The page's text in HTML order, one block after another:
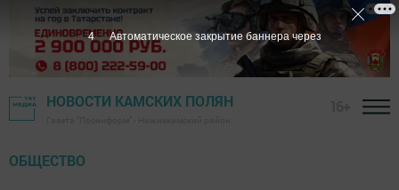
НОВОСТИ КАМСКИХ ПОЛЯН
ОБЩЕСТВО
3 Автоматическое закрытие баннера через